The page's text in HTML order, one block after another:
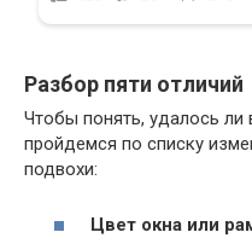
Разбор пяти отличий
Чтобы понять, удалось ли
пройдемся по списку
подвохи:
Цвет окна или